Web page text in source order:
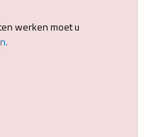
werken moet u